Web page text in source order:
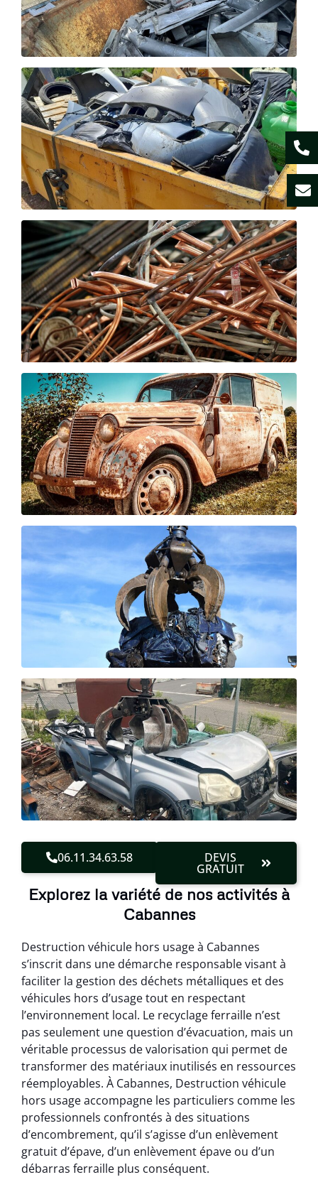
06.11.34.63.58 DEVIS
GRATUIT
Explorez la variété de nos activités à
Cabannes
Destruction véhicule hors usage à Cabannes
s’inscrit dans une démarche responsable visant à
faciliter la gestion des déchets métalliques et des
véhicules hors d’usage tout en respectant
l’environnement local. Le recyclage ferraille n’est
pas seulement une question d’évacuation, mais un
véritable processus de valorisation qui permet de
transformer des matériaux inutilisés en ressources
réemployables. À Cabannes, Destruction véhicule
hors usage accompagne les particuliers comme les
professionnels confrontés à des situations
d’encombrement, qu’il s’agisse d’un enlèvement
gratuit d’épave, d’un enlèvement épave ou d’un
débarras ferraille plus conséquent.